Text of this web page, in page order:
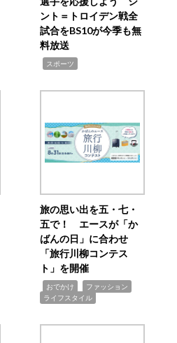
ント＝トロイデン戦全
試合をBS10が今季も無
料放送
スポーツ
旅の思い出を五・七・
五で！ エースが「か
ばんの日」に合わせ
「旅行川柳コンテス
ト」を開催
おでかけ ファッション
ライフスタイル